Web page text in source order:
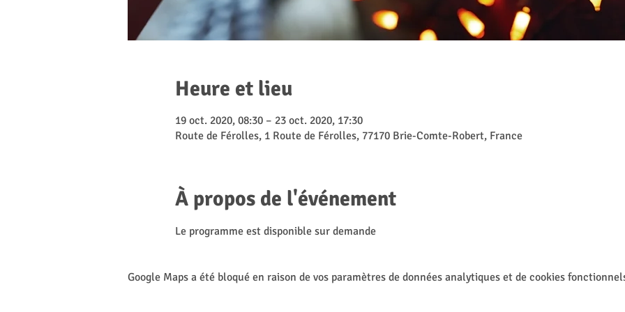
Heure et lieu
19 oct. 2020, 08:30 – 23 oct. 2020, 17:30
Route de Férolles, 1 Route de Férolles, 77170 Brie-Comte-Robert, France
À propos de l'événement
Le programme est disponible sur demande
Google Maps a été bloqué en raison de vos paramètres de données analytiques et de cookies